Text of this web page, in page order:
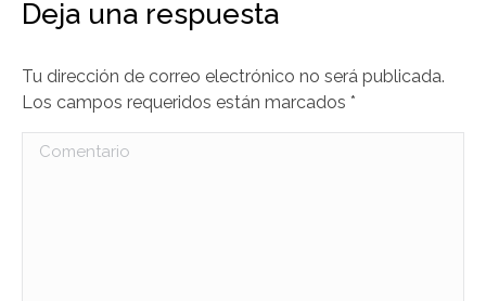
Deja una respuesta
Tu dirección de correo electrónico no será publicada.
Los campos requeridos están marcados *
Comentario